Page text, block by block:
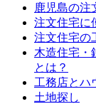
鹿児島の注
注文住宅に
注文住宅の
木造住宅・
とは？
工務店とハ
土地探し